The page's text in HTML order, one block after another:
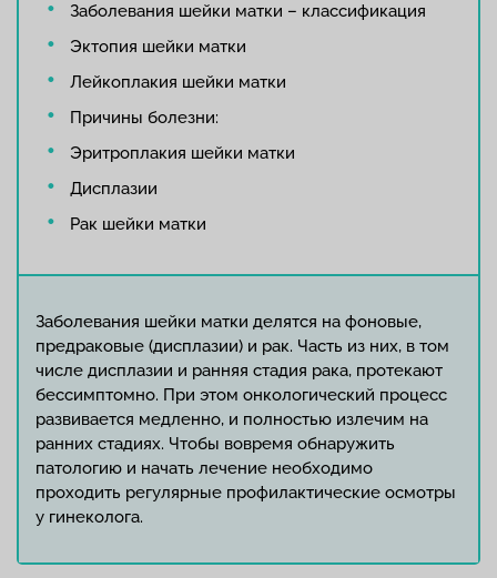
Заболевания шейки матки – классификация
Эктопия шейки матки
Лейкоплакия шейки матки
Причины болезни:
Эритроплакия шейки матки
Дисплазии
Рак шейки матки
Заболевания шейки матки делятся на фоновые,
предраковые (дисплазии) и рак. Часть из них, в том
числе дисплазии и ранняя стадия рака, протекают
бессимптомно. При этом онкологический процесс
развивается медленно, и полностью излечим на
ранних стадиях. Чтобы вовремя обнаружить
патологию и начать лечение необходимо
проходить регулярные профилактические осмотры
у гинеколога.